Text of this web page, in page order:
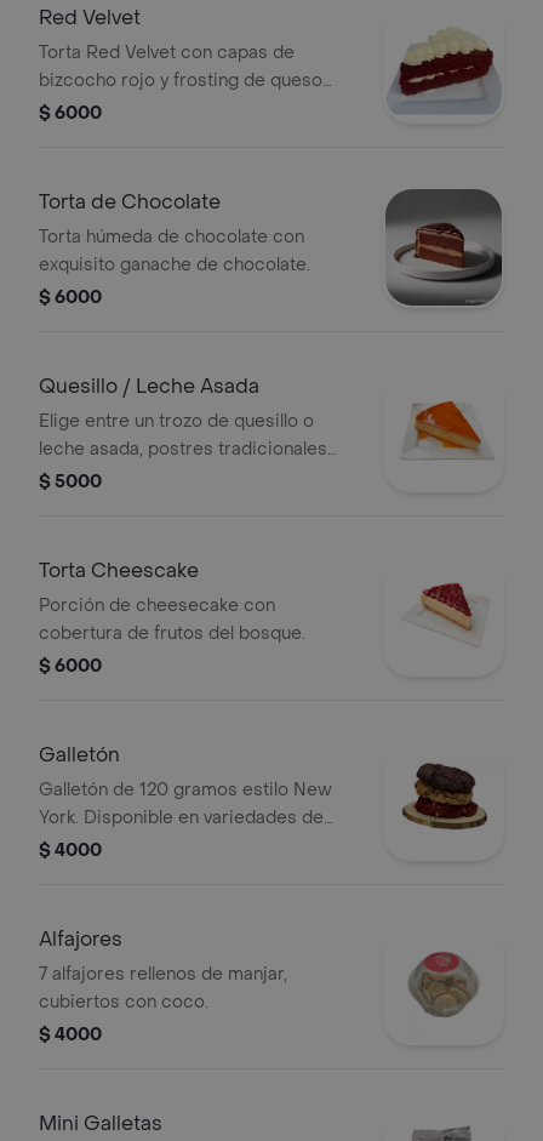
Red Velvet
Torta Red Velvet con capas de
bizcocho rojo y frosting de queso
crema.
$ 6000
Torta de Chocolate
Torta húmeda de chocolate con
exquisito ganache de chocolate.
$ 6000
Quesillo / Leche Asada
Elige entre un trozo de quesillo o
leche asada, postres tradicionales
chilenos.
$ 5000
Torta Cheescake
Porción de cheesecake con
cobertura de frutos del bosque.
$ 6000
Galletón
Galletón de 120 gramos estilo New
York. Disponible en variedades de
chocolate, chips y red velvet.
$ 4000
Alfajores
7 alfajores rellenos de manjar,
cubiertos con coco.
$ 4000
Mini Galletas